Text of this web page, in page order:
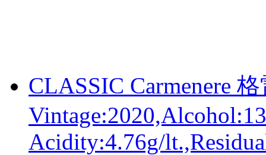
CLASSIC Carmenere
Acidity:4.76g/